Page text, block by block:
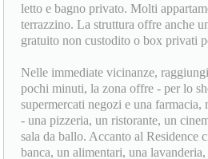
letto e bagno privato. Molti
terrazzino. La struttura offre anche
gratuito non custodito o box privati
Nelle immediate vicinanze,
pochi minuti, la zona offre - per lo
supermercati negozi e una farmacia,
- una pizzeria, un ristorante, un
sala da ballo. Accanto al Residence
banca, un alimentari, una